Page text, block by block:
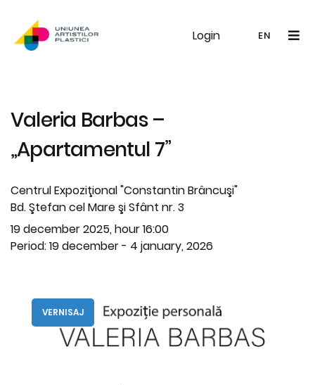
Login EN
UAP Galerie Noutăți
Valeria Barbas –
„Apartamentul 7”
Centrul Expoziţional "Constantin Brâncuşi"
Bd. Ştefan cel Mare şi Sfânt nr. 3
19 december 2025, hour 16:00
Period: 19 december - 4 january, 2026
VERNISAJ